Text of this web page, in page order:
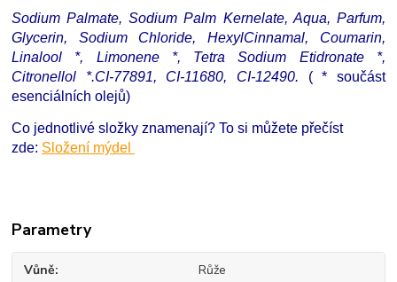
Sodium Palmate, Sodium Palm Kernelate, Aqua, Parfum,
Glycerin, Sodium Chloride, HexylCinnamal, Coumarin,
Linalool *, Limonene *, Tetra Sodium Etidronate *,
Citronellol *.CI-77891, CI-11680, CI-12490. ( * součást
esenciálních olejů)
Co jednotlivé složky znamenají? To si můžete přečíst
zde: Složení mýdel
Parametry
Vůně Růže